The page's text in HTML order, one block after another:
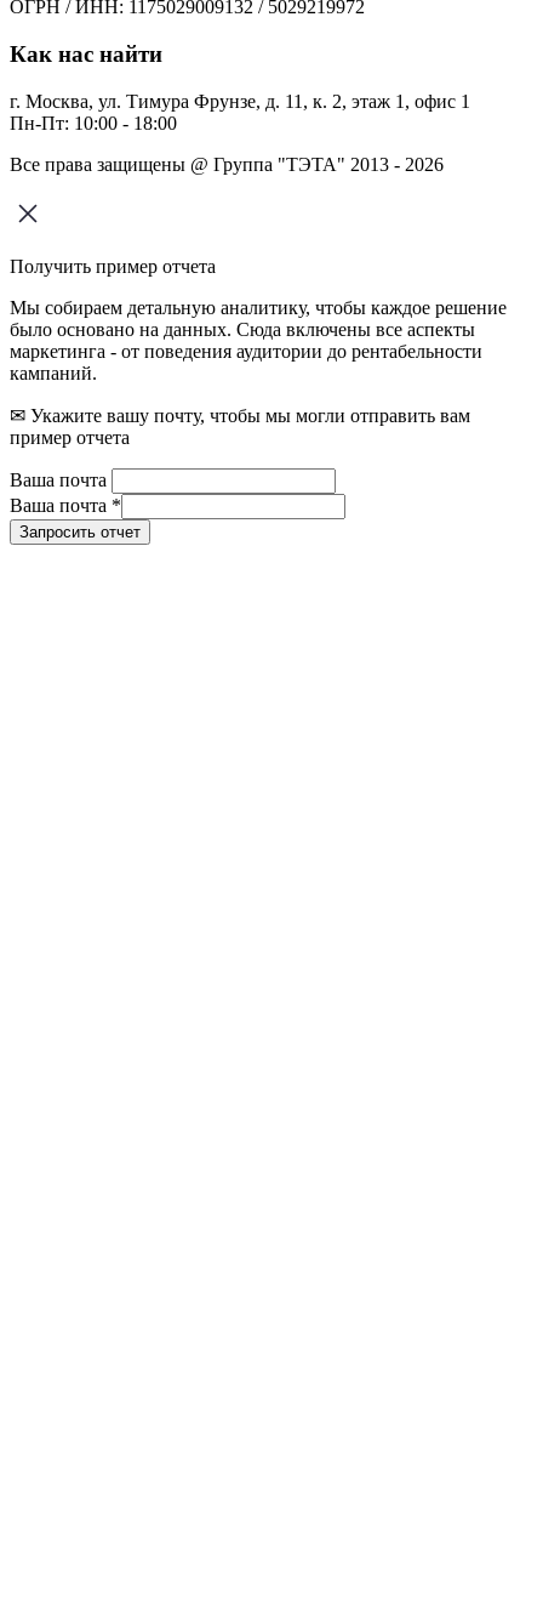
ОГРН / ИНН: 1175029009132 / 5029219972
Как нас найти
г. Москва, ул. Тимура Фрунзе, д. 11, к. 2, этаж 1, офис 1
Пн-Пт: 10:00 - 18:00
Все права защищены @ Группа "ТЭТА" 2013 - 2026
Получить пример отчета
Мы собираем детальную аналитику, чтобы каждое решение
было основано на данных. Сюда включены все аспекты
маркетинга - от поведения аудитории до рентабельности
кампаний.
✉ Укажите вашу почту, чтобы мы могли отправить вам
пример отчета
Ваша почта
Ваша почта *
Запросить отчет